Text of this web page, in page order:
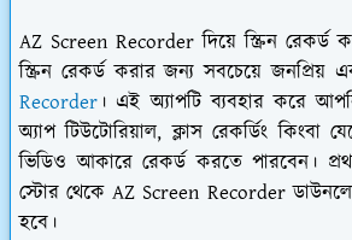
AZ Screen Recorder দিয়ে স্ক্রিন রেকর্ড
স্ক্রিন রেকর্ড করার জন্য সবচেয়ে জনপ্রিয়
Recorder । এই অ্যাপটি ব্যবহার করে
অ্যাপ টিউটোরিয়াল, ক্লাস রেকর্ডিং কিংবা
ভিডিও আকারে রেকর্ড করতে পারবেন।
স্টোর থেকে AZ Screen Recorder
হবে।